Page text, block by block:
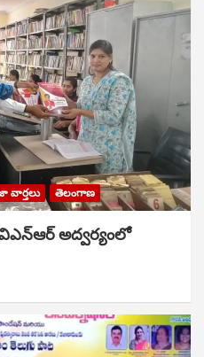
వార్తలు తెలంగాణ
విఎన్ఆర్ అద్వర్యంలో